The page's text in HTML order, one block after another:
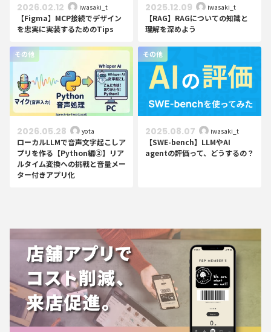
【Figma】MCP接続でデザイン
を忠実に実装するためのTips
2026.02.12 iwasaki_t
【RAG】RAGについての知識と
理解を深めよう
2025.12.09 iwasaki_t
その他
ローカルLLMで音声文字起こしア
プリを作る【Python編②】リア
ルタイム変換への挑戦と音量メー
ター付きアプリ化
2026.05.28 yota
その他
【SWE-bench】LLMやAI
agentの評価って、どうするの？
2025.08.07 iwasaki_t